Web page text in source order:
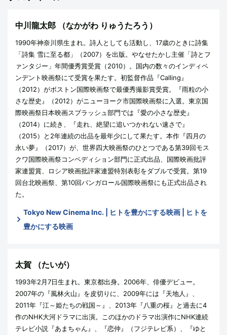
中川龍太郎 （なかがわ りゅうたろう）
1990年神奈川県生まれ。詩人としても活動し、17歳のときに詩集
「詩集 雪に至る都」（2007）を出版。やなせたかし主催「詩とフ
ァンタジー」年間優秀賞受賞（2010）。国内の数々のインディペ
ンデント映画祭にて受賞を果たす。初監督作品『Calling』
（2012）がボストン国際映画祭で最優秀撮影賞受賞。『雨粒の小
さな歴史』（2012）がニューヨーク市国際映画祭に入選。東京国
際映画祭日本映画スプラッシュ部門では『愛の小さな歴史』
（2014）に続き、『走れ、絶望に追いつかれない速さで』
（2015）と2年連続の出品を最年少にして果たす。本作『四月の
永い夢』（2017）が、世界四大映画祭のひとつである第39回モス
クワ国際映画祭コンペディション部門に正式出品、国際映画批評
家連盟賞、ロシア映画批評家連盟特別表彰をダブルで受賞。第19
回台北映画祭、第10回バンガロール国際映画祭にも正式出品され
た。
Tokyo New Cinema Inc. | ヒトを豊かにする映画 | ヒトを
豊かにする映画
太賀 （たいが）
1993年2月7日生まれ。東京都出身。2006年、俳優デビュー。
2007年の『風林火山』を皮切りに、2009年には『天地人』、
2011年『江～姫たちの戦国～』、2013年『八重の桜』と過去に4
作のNHK大河ドラマに出演。このほかのドラマ出演作にNHK連続
テレビ小説『あまちゃん』、『恋仲』（フジテレビ系）、『ゆと